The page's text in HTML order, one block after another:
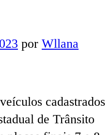
por Wllana
cadastrados
de Trânsito